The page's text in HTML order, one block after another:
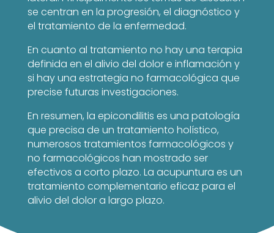
se centran en la progresión, el diagnóstico y
el tratamiento de la enfermedad.
En cuanto al tratamiento no hay una terapia
definida en el alivio del dolor e inflamación y
si hay una estrategia no farmacológica que
precise futuras investigaciones.
En resumen, la epicondilitis es una patología
que precisa de un tratamiento holístico,
numerosos tratamientos farmacológicos y
no farmacológicos han mostrado ser
efectivos a corto plazo. La acupuntura es un
tratamiento complementario eficaz para el
alivio del dolor a largo plazo.